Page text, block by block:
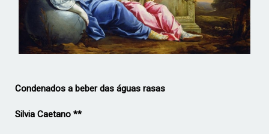
­Condenados a beber das águas rasas
Silvia Caetano **